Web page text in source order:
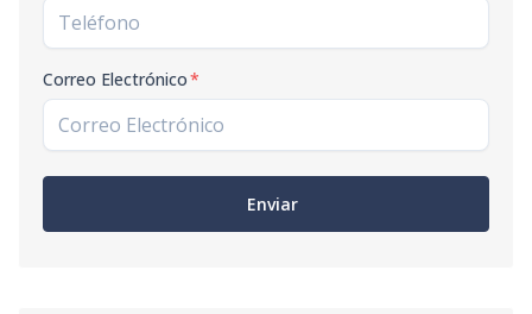
Correo Electrónico*
Enviar